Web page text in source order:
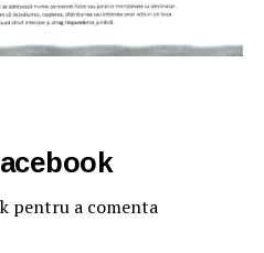
pentru a comenta